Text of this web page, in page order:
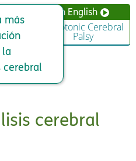
in English
Hypotonic Cerebral
Palsy
más
la
cerebral
cerebral